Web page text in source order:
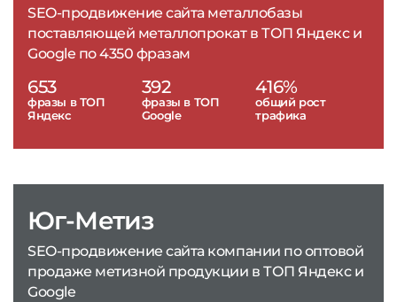
SEO-продвижение сайта металлобазы
поставляющей металлопрокат в ТОП Яндекс и
Google по 4350 фразам
653
фразы в ТОП
Яндекс
392
фразы в ТОП
Google
416%
общий рост
трафика
Юг-Метиз
SEO-продвижение сайта компании по оптовой
продаже метизной продукции в ТОП Яндекс и
Google